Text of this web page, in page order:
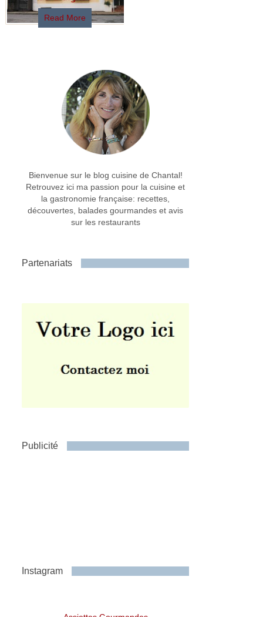
Read More
Bienvenue sur le blog cuisine de Chantal!
Retrouvez ici ma passion pour la cuisine et
la gastronomie française: recettes,
découvertes, balades gourmandes et avis
sur les restaurants
Partenariats
Publicité
Instagram